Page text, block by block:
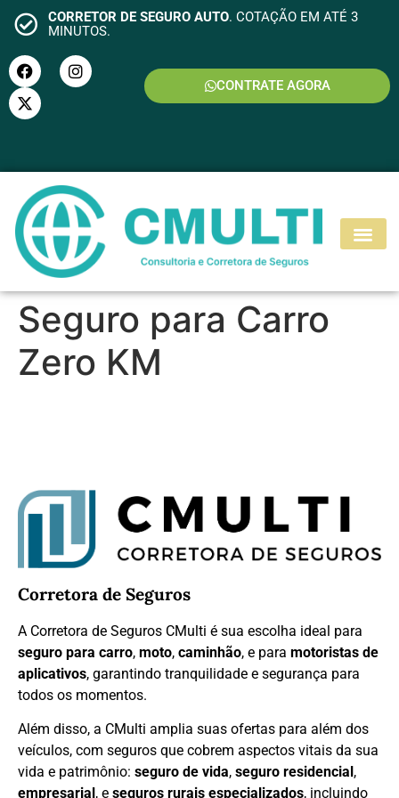
CORRETOR DE SEGURO AUTO. COTAÇÃO EM ATÉ 3
MINUTOS.
CONTRATE AGORA
SEGURO RESIDENCIAL
Seguro para Carro
Zero KM
Corretora de Seguros
A Corretora de Seguros CMulti é sua escolha ideal para
seguro para carro, moto, caminhão, e para motoristas de
aplicativos, garantindo tranquilidade e segurança para
todos os momentos.
Além disso, a CMulti amplia suas ofertas para além dos
veículos, com seguros que cobrem aspectos vitais da sua
vida e patrimônio: seguro de vida, seguro residencial ,
empresarial , e seguros rurais especializados, incluindo